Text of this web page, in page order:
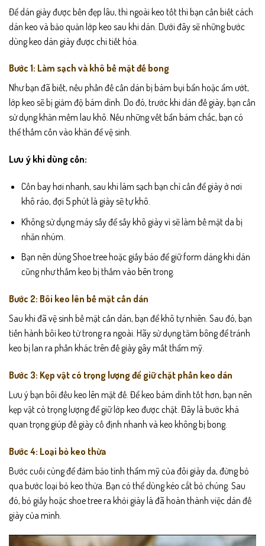
Để dán giày được bền đẹp lâu, thì ngoài keo tốt thì bạn cần biết cách
dán keo và bảo quản lớp keo sau khi dán. Dưới đây sẽ những bước
dùng keo dán giày được chi tiết hóa.
Bước 1: Làm sạch và khô bề mặt đế bong
Như bạn đã biết, nếu phần đế cần dán bị bám bụi bẩn hoặc ẩm ướt,
lớp keo sẽ bị giảm độ bám dính. Do đó, trước khi dán đế giày, bạn cần
sử dụng khăn mềm lau khô. Nếu những vết bẩn bám chắc, bạn có
thể thấm cồn vào khăn để vệ sinh.
Lưu ý khi dùng cồn:
Cồn bay hơi nhanh, sau khi làm sạch bạn chỉ cần để giày ở nơi
khô ráo, đợi 5 phút là giày sẽ tự khô.
Không sử dụng máy sấy để sấy khô giày vì sẽ làm bề mặt da bị
nhăn nhúm.
Bạn nên dùng Shoe tree hoặc giấy báo để giữ form dáng khi dán
cũng như thấm keo bị thấm vào bên trong.
Bước 2: Bôi keo lên bề mặt cần dán
Sau khi đã vệ sinh bề mặt cần dán, bạn để khô tự nhiên. Sau đó, bạn
tiến hành bôi keo từ trong ra ngoài. Hãy sử dụng tăm bông để tránh
keo bị lan ra phần khác trên đế giày gây mất thẩm mỹ.
Bước 3: Kẹp vật có trọng lượng để giữ chặt phần keo dán
Lưu ý bạn bôi đều keo lên mặt đế. Để keo bám dính tốt hơn, bạn nên
kẹp vật có trọng lượng để giữ lớp keo được chặt. Đây là bước khá
quan trọng giúp đế giày cố định nhanh và keo không bị bong.
Bước 4: Loại bỏ keo thừa
Bước cuối cùng để đảm bảo tính thẩm mỹ của đôi giày da, đừng bỏ
qua bước loại bỏ keo thừa. Bạn có thể dùng kéo cắt bỏ chúng. Sau
đó, bỏ giấy hoặc shoe tree ra khỏi giày là đã hoàn thành việc dán đế
giày của mình.